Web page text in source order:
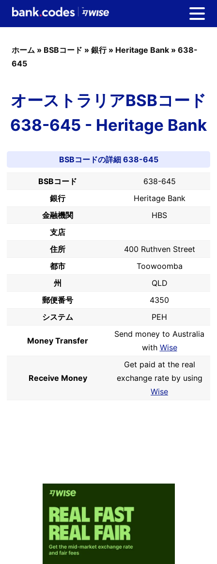
ホーム » BSBコード » 銀行» Heritage Bank » 638-
645
オーストラリアBSBコード
638-645 - Heritage Bank
BSBコードの詳細 638-645
BSBコード
638-645
銀行
Heritage Bank
金融機関
HBS
支店
住所
400 Ruthven Street
都市
Toowoomba
州
QLD
郵便番号
4350
システム
PEH
Money Transfer
Send money to Australia
with Wise
Receive Money
Get paid at the real
exchange rate by using
Wise